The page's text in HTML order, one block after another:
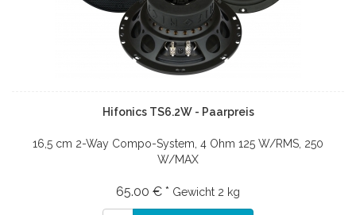
Hifonics TS6.2W - Paarpreis
16,5 cm 2-Way Compo-System, 4 Ohm 125 W/RMS, 250
W/MAX
65.00 € * Gewicht 2 kg